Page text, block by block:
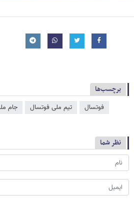
برچسب‌ها
فوتسال تیم ملی فوتسال جام
نظر شما